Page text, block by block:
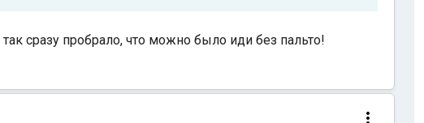
сразу пробрало, что можно было иди без пальто!